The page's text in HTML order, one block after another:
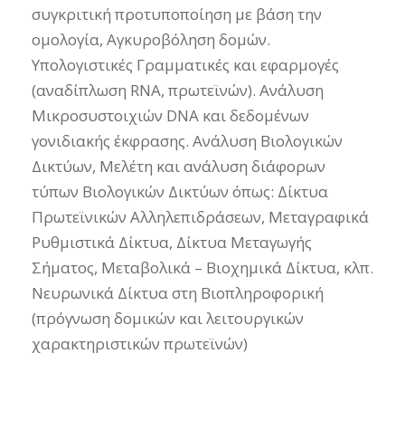
συγκριτική προτυποποίηση με βάση την
ομολογία, Αγκυροβόληση δομών.
Υπολογιστικές Γραμματικές και εφαρμογές
(αναδίπλωση RNA, πρωτεϊνών). Ανάλυση
Μικροσυστοιχιών DNA και δεδομένων
γονιδιακής έκφρασης. Ανάλυση Βιολογικών
Δικτύων, Μελέτη και ανάλυση διάφορων
τύπων Βιολογικών Δικτύων όπως: Δίκτυα
Πρωτεϊνικών Αλληλεπιδράσεων, Μεταγραφικά
Ρυθμιστικά Δίκτυα, Δίκτυα Μεταγωγής
Σήματος, Μεταβολικά – Βιοχημικά Δίκτυα, κλπ.
Νευρωνικά Δίκτυα στη Βιοπληροφορική
(πρόγνωση δομικών και λειτουργικών
χαρακτηριστικών πρωτεϊνών)